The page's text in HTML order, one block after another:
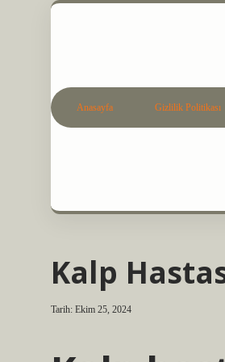
Anasayfa Gizlilik Politikası
Kalp
Tarih: Ekim 25, 2024